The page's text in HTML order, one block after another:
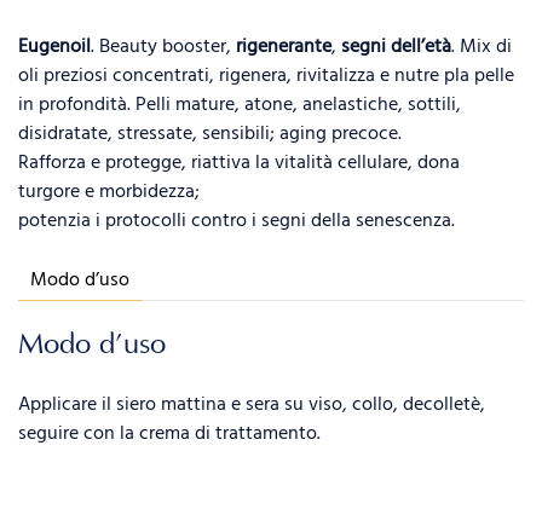
Eugenoil. Beauty booster, rigenerante, segni dell’età. Mix di
oli preziosi concentrati, rigenera, rivitalizza e nutre pla pelle
in profondità. Pelli mature, atone, anelastiche, sottili,
disidratate, stressate, sensibili; aging precoce.
Rafforza e protegge, riattiva la vitalità cellulare, dona
turgore e morbidezza;
potenzia i protocolli contro i segni della senescenza.
Modo d’uso
Modo d’uso
Applicare il siero mattina e sera su viso, collo, decolletè,
seguire con la crema di trattamento.